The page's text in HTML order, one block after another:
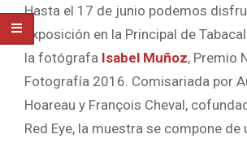
Hasta el 17 de junio podemos
exposición en la Principal de
la fotógrafa Isabel Muñoz, Premio
Fotografía 2016. Comisariada por
Hoareau y François Cheval,
Red Eye, la muestra se compone de